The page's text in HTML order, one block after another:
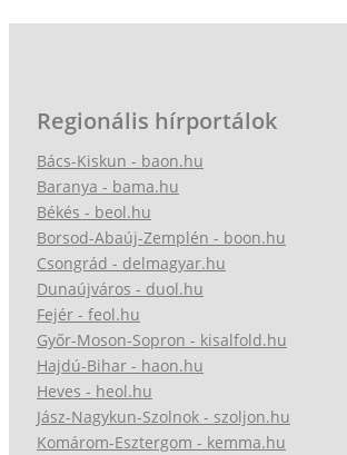
Regionális hírportálok
Bács-Kiskun - baon.hu
Baranya - bama.hu
Békés - beol.hu
Borsod-Abaúj-Zemplén - boon.hu
Csongrád - delmagyar.hu
Dunaújváros - duol.hu
Fejér - feol.hu
Győr-Moson-Sopron - kisalfold.hu
Hajdú-Bihar - haon.hu
Heves - heol.hu
Jász-Nagykun-Szolnok - szoljon.hu
Komárom-Esztergom - kemma.hu